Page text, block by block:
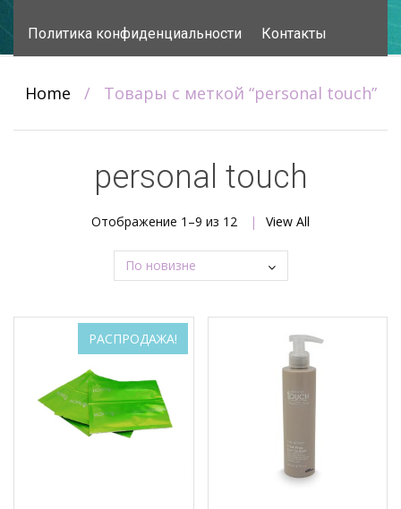
Политика конфиденциальности Контакты
Home / Товары с меткой “personal touch”
personal touch
Отображение 1–9 из 12 Сортировка:
самые
недавние
View All
РАСПРОДАЖА!